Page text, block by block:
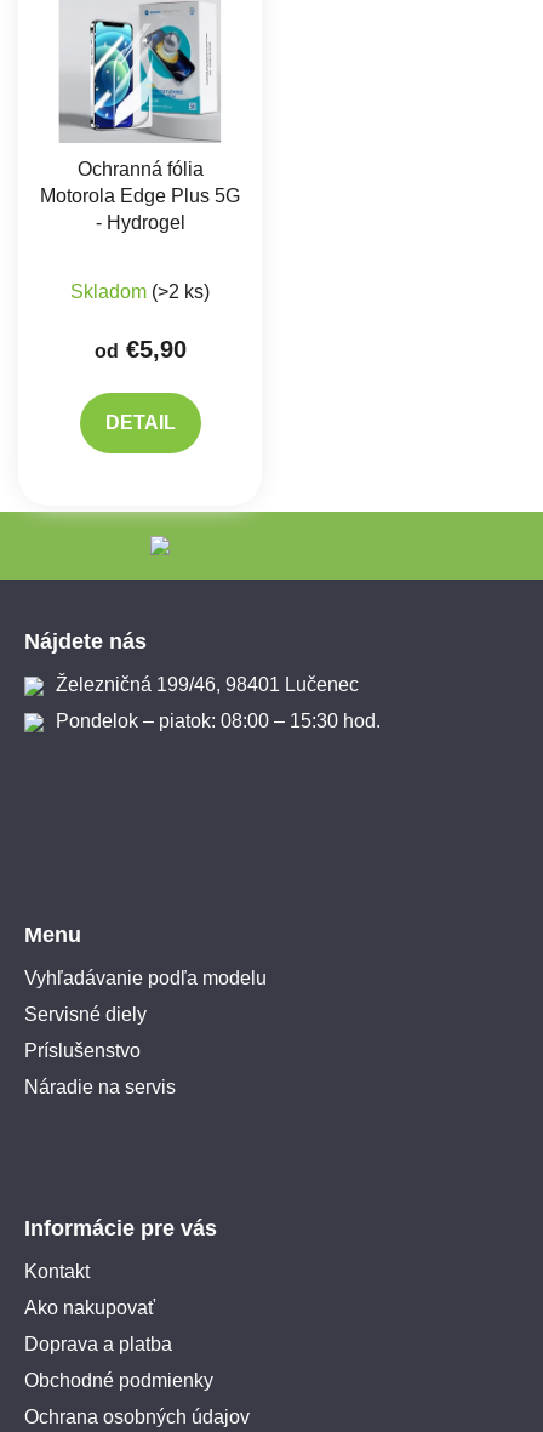
Ochranná fólia
Motorola Edge Plus 5G
- Hydrogel
Skladom (>2 ks)
od €5,90
DETAIL
Nájdete nás
Železničná 199/46, 98401 Lučenec
Pondelok – piatok: 08:00 – 15:30 hod.
Menu
Vyhľadávanie podľa modelu
Servisné diely
Príslušenstvo
Náradie na servis
Informácie pre vás
Kontakt
Ako nakupovať
Doprava a platba
Obchodné podmienky
Ochrana osobných údajov